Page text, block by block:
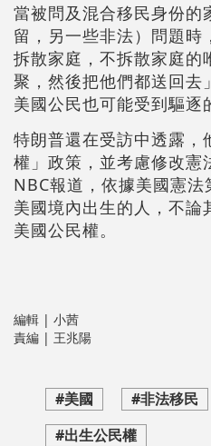
當被問及混合移民身份的
留，另一些非法）問題時
拆散家庭，不拆散家庭的
聚，然後把他們都送回去
美國公民也可能受到驅逐
特朗普還在受訪中透露，
權」政策，並考慮修改憲
NBC報道，依據美國憲
美國境內出生的人，不論
美國公民權。
編輯 | 小茜
責編 | 王兆陽
#美國 #非法移民
#出生公民權